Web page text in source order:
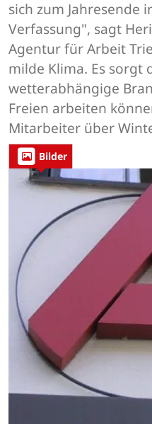
sich zum Jahresende
Verfassung", sagt
Agentur für Arbeit
milde Klima. Es sorgt
wetterabhängige
Freien arbeiten
Mitarbeiter über
Bilder